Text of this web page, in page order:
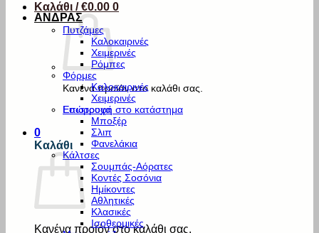
Καλάθι /€0.00 0
Κανένα προϊόν στο καλάθι σας.
Επιστροφή στο κατάστημα
0
Καλάθι
Κανένα προϊόν στο καλάθι σας.
ΑΝΔΡΑΣ
Πυτζάμες
Καλοκαιρινές
Χειμερινές
Ρόμπες
Φόρμες
Καλοκαιρινές
Χειμερινές
Εσώρουχα
Μποξέρ
Σλιπ
Φανελάκια
Κάλτσες
Σουμπάς-Αόρατες
Κοντές Σοσόνια
Ημίκοντες
Αθλητικές
Κλασικές
Ισοθερμικές